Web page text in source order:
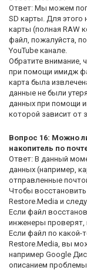
Ответ: Мы можем
SD карты. Для этого
карты (полная RAW
файл, пожалуйста,
YouTube канале.
Обратите внимание,
при помощи имидж
карта была
данные не были
данных при помощи
которой зависит от
Вопрос 16: Можно
накопитель по
Ответ: В данный
данных (например,
отправленные
Чтобы восстановить
Restore.Media и
Если файл
инженеры проверят,
Если файл по какой-
Restore.Media, вы
например Google
описанием